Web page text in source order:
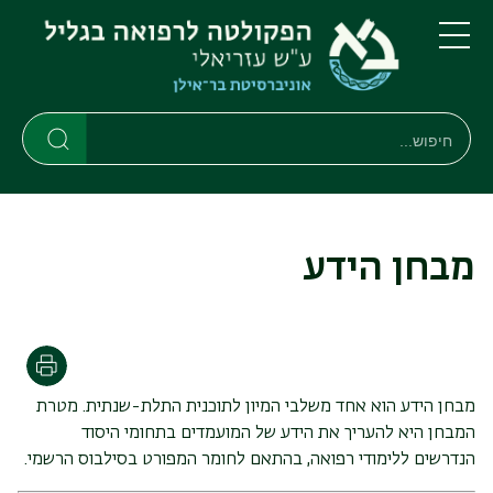
דילוג
לתוכן
העיקרי
דילוג
לתפריט
ניווט
ראשי
חיפוש
חיפוש
מבחן הידע
מבחן הידע הוא אחד משלבי המיון לתוכנית התלת-שנתית. מטרת
המבחן היא להעריך את הידע של המועמדים בתחומי היסוד
הנדרשים ללימודי רפואה, בהתאם לחומר המפורט בסילבוס הרשמי.